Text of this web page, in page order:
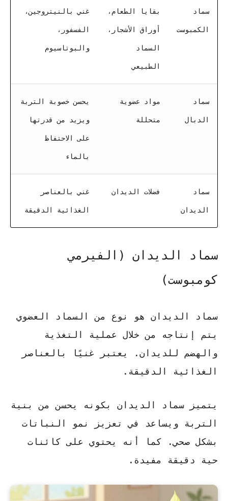
سماد
الكمبوست
بقايا الطعام،
أوراق الأشجار،
السماد
الطبيعي
غني بالنيتروجين،
الفسفور،
والبوتاسيوم
سماد
الدبال
مواد عضوية
متحللة
يحسن خصوبة التربة
ويزيد من قدرتها
على الاحتفاظ
بالماء
سماد
الديدان
فضلات الديدان غني بالعناصر
الغذائية الدقيقة
سماد الديدان (الفيرمي
كومبوست)
سماد الديدان هو نوع من السماد العضوي
يتم إنتاجه من خلال عملية التغذية
والهضم للديدان. يعتبر غنيًا بالعناصر
الغذائية الدقيقة.
يتميز سماد الديدان بكونه يحسن من بنية
التربة ويساعد في
تعزيز نمو النباتات
بشكل صحي. كما أنه يحتوي على كائنات
حية دقيقة مفيدة.